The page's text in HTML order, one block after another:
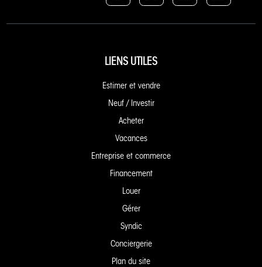
LIENS UTILES
Estimer et vendre
Neuf / Investir
Acheter
Vacances
Entreprise et commerce
Financement
Louer
Gérer
Syndic
Conciergerie
Plan du site